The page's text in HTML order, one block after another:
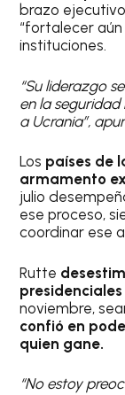
brazo
“fortalecer aún
instituciones.
“Su liderazgo
en la
a Ucrania”,
Los países de
armamento
julio
ese proceso,
coordinar ese
Rutte
presidenciales
noviembre,
confió en
quien gane.
“No estoy